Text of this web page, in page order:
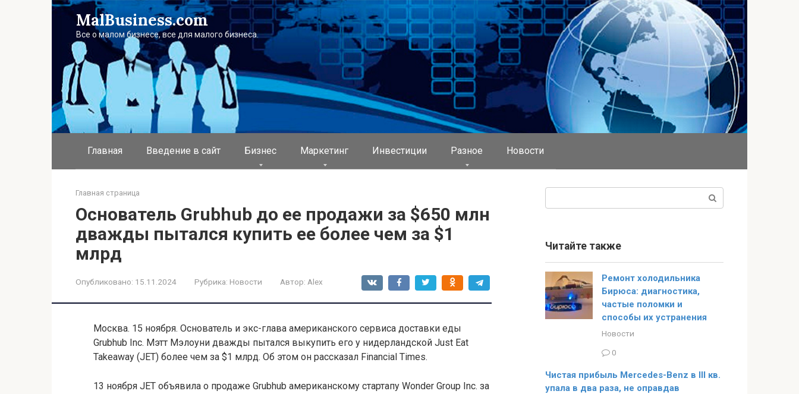
MalBusiness.com
Все о малом бизнесе, все для малого бизнеса.
Главная Введение в сайт Бизнес Маркетинг Инвестиции Разное Новости
Главная страница
Основатель Grubhub до ее продажи за $650 млн
дважды пытался купить ее более чем за $1
млрд
Опубликовано: 15.11.2024 Рубрика: Новости Автор: Alex
Москва. 15 ноября. Основатель и экс-глава американского сервиса доставки еды
Grubhub Inc. Мэтт Мэлоуни дважды пытался выкупить его у нидерландской Just Eat
Takeaway (JET) более чем за $1 млрд. Об этом он рассказал Financial Times.
13 ноября JET объявила о продаже Grubhub американскому стартапу Wonder Group Inc. за
Читайте также
Ремонт холодильника
Бирюса: диагностика,
частые поломки и
способы их устранения
Новости
0
Чистая прибыль Mercedes-Benz в III кв.
упала в два раза, не оправдав